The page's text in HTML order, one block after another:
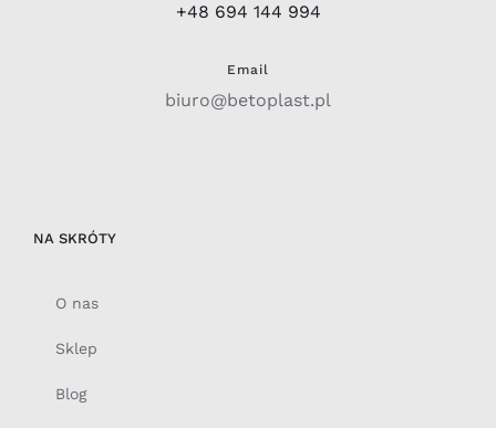
+48 694 144 994
Email
biuro@betoplast.pl
NA SKRÓTY
O nas
Sklep
Blog